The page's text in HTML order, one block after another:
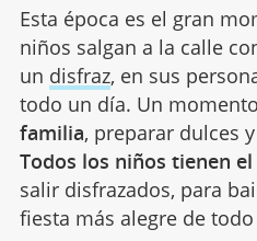
Esta época es el gran
niños salgan a la calle
un disfraz, en sus
todo un día. Un
familia, preparar dulces
Todos los niños tienen
salir disfrazados, para
fiesta más alegre de